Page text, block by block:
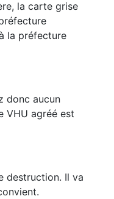
la carte grise
la préfecture
donc aucun
VHU agréé est
destruction. Il va